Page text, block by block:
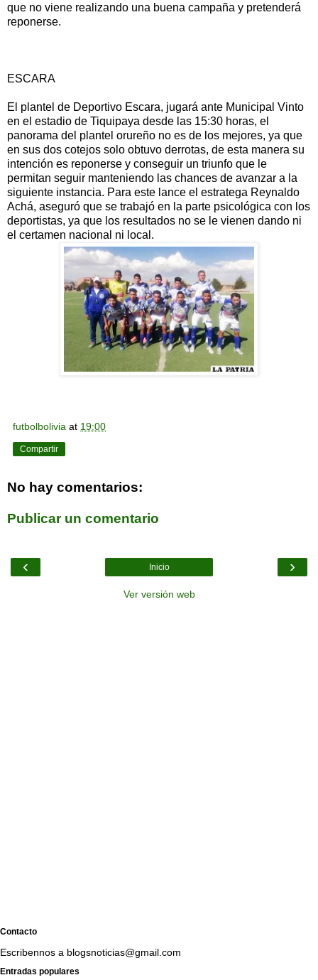
que no viene realizando una buena campaña y pretenderá
reponerse.
ESCARA
El plantel de Deportivo Escara, jugará ante Municipal Vinto
en el estadio de Tiquipaya desde las 15:30 horas, el
panorama del plantel orureño no es de los mejores, ya que
en sus dos cotejos solo obtuvo derrotas, de esta manera su
intención es reponerse y conseguir un triunfo que le
permitan seguir manteniendo las chances de avanzar a la
siguiente instancia. Para este lance el estratega Reynaldo
Achá, aseguró que se trabajó en la parte psicológica con los
deportistas, ya que los resultados no se le vienen dando ni
el certamen nacional ni local.
futbolbolivia at 19:00
Compartir
No hay comentarios:
Publicar un comentario
‹ ›
Inicio
Ver versión web
Contacto
Escribennos a blogsnoticias@gmail.com
Entradas populares